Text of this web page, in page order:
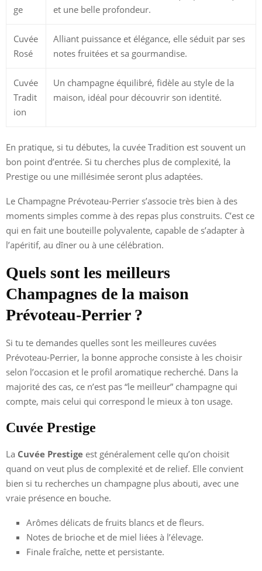
ge
et une belle profondeur.
Cuvée
Rosé
Alliant puissance et élégance, elle séduit par ses
notes fruitées et sa gourmandise.
Cuvée
Tradit
ion
Un champagne équilibré, fidèle au style de la
maison, idéal pour découvrir son identité.
En pratique, si tu débutes, la cuvée Tradition est souvent un
bon point d’entrée. Si tu cherches plus de complexité, la
Prestige ou une millésimée seront plus adaptées.
Le Champagne Prévoteau-Perrier s’associe très bien à des
moments simples comme à des repas plus construits. C’est ce
qui en fait une bouteille polyvalente, capable de s’adapter à
l’apéritif, au dîner ou à une célébration.
Quels sont les meilleurs
Champagnes de la maison
Prévoteau-Perrier ?
Si tu te demandes quelles sont les meilleures cuvées
Prévoteau-Perrier, la bonne approche consiste à les choisir
selon l’occasion et le profil aromatique recherché. Dans la
majorité des cas, ce n’est pas “le meilleur” champagne qui
compte, mais celui qui correspond le mieux à ton usage.
Cuvée Prestige
La Cuvée Prestige est généralement celle qu’on choisit
quand on veut plus de complexité et de relief. Elle convient
bien si tu recherches un champagne plus abouti, avec une
vraie présence en bouche.
Arômes délicats de fruits blancs et de fleurs.
Notes de brioche et de miel liées à l’élevage.
Finale fraîche, nette et persistante.